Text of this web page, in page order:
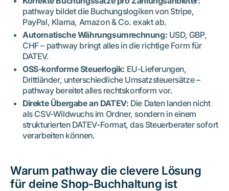
pathway bildet die Buchungslogiken von Stripe,
PayPal, Klarna, Amazon & Co. exakt ab.
Automatische Währungsumrechnung: USD, GBP,
CHF – pathway bringt alles in die richtige Form für
DATEV.
OSS-konforme Steuerlogik: EU-Lieferungen,
Drittländer, unterschiedliche Umsatzsteuersätze –
pathway bereitet alles rechtskonform vor.
Direkte Übergabe an DATEV: Die Daten landen nicht
als CSV-Wildwuchs im Ordner, sondern in einem
strukturierten DATEV-Format, das Steuerberater sofort
verarbeiten können.
Warum pathway die clevere Lösung
für deine Shop-Buchhaltung ist